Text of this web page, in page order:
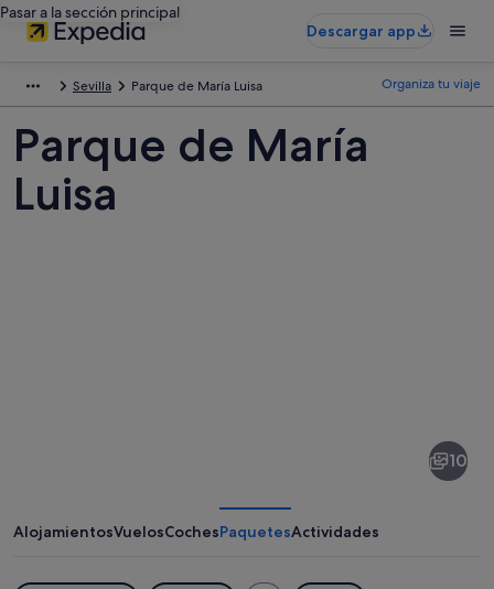
Pasar a la sección principal
Descargar app
Sevilla Parque de María Luisa Organiza tu viaje
Parque de María
Luisa
Luisa
10
AlojamientosVuelosCochesPaquetesActividades